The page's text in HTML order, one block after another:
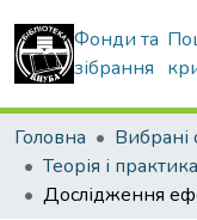
Фонди та
зібрання
Головна